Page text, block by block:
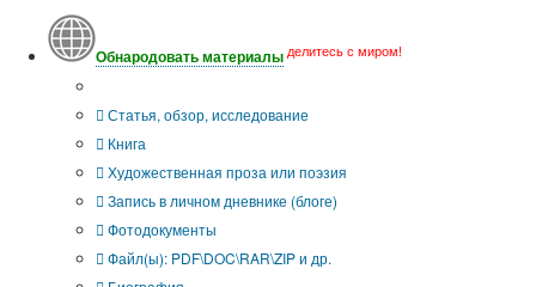
Обнародовать материалы делитесь с миром!
Статья, обзор, исследование
Книга
Художественная проза или поэзия
Запись в личном дневнике (блоге)
Фотодокументы
Файл(ы): PDF\DOC\RAR\ZIP и др.